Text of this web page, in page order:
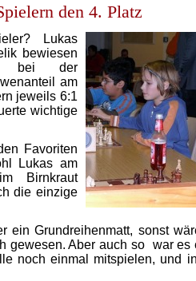
den 4. Platz
Lukas
bewiesen
bei der
am
jeweils 6:1
wichtige
Favoriten
Lukas am
Birnkraut
die einzige
ein Grundreihenmatt, sonst
gewesen. Aber auch so war es
noch einmal mitspielen, und